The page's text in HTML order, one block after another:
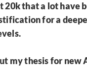
20k that a lot have
for a
my thesis for new